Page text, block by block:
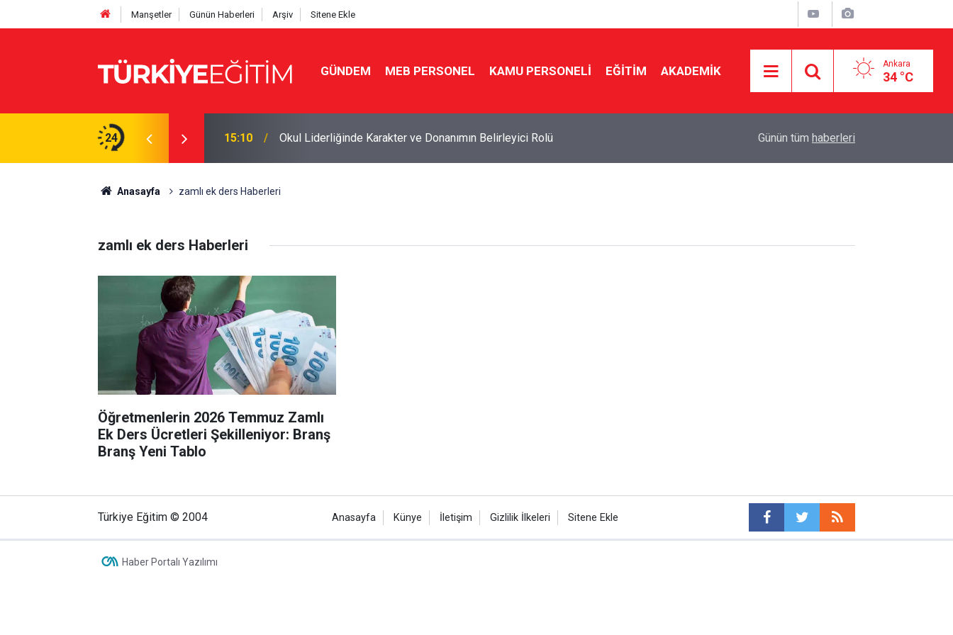
Manşetler Günün Haberleri Arşiv Sitene Ekle
GÜNDEM MEB PERSONEL KAMU PERSONELİ EĞİTİM AKADEMİK Ankara
34 °C
24
6,6 milyon lirayı aştı 15:10 Okul Liderliğinde Karakter ve Donanımın Belirleyici Rolü Meteoroloji'den çifte uyarı! Sıcaklık 41
Günün tüm haberleri
Anasayfa zamlı ek ders Haberleri
zamlı ek ders Haberleri
Öğretmenlerin 2026 Temmuz Zamlı
Ek Ders Ücretleri Şekilleniyor: Branş
Branş Yeni Tablo
Türkiye Eğitim © 2004 Anasayfa Künye İletişim Gizlilik İlkeleri Sitene Ekle
Haber Portalı Yazılımı